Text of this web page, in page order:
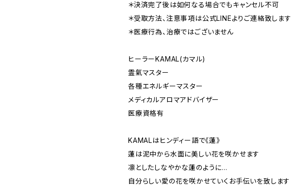
＊決済完了後は如何なる場合でもキャンセル不可
＊受取方法、注意事項は公式LINEよりご連絡致します
＊医療行為、治療ではございません
ヒーラーKAMAL(カマル)
霊氣マスター
各種エネルギーマスター
メディカルアロマアドバイザー
医療資格有
KAMALはヒンディー語で《蓮》
蓮は泥中から水面に美しい花を咲かせます
凛としたしなやかな蓮のように…
自分らしい愛の花を咲かせていくお手伝いを致します